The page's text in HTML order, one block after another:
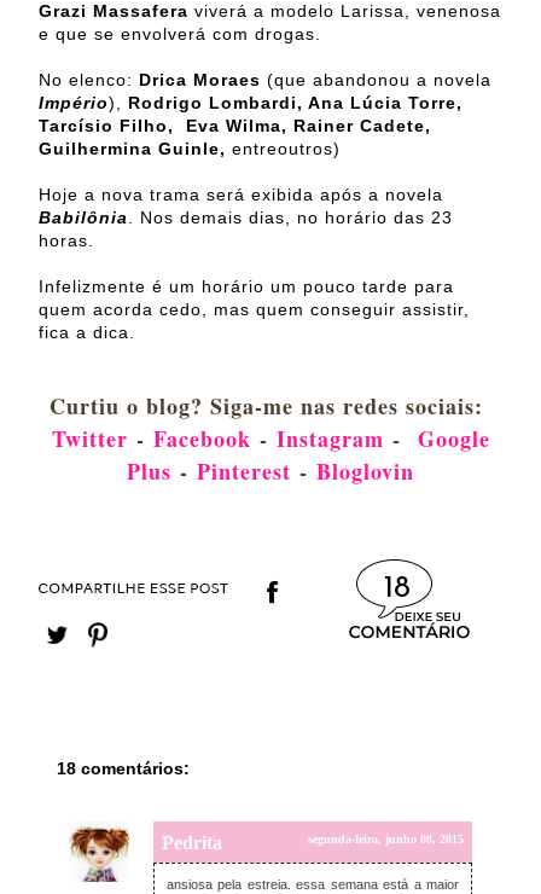
Grazi Massafera viverá a modelo Larissa, venenosa
e que se envolverá com drogas.
No elenco: Drica Moraes (que abandonou a novela
Império), Rodrigo Lombardi, Ana Lúcia Torre,
Tarcísio Filho, Eva Wilma, Rainer Cadete,
Guilhermina Guinle, entreoutros)
Hoje a nova trama será exibida após a novela
Babilônia. Nos demais dias, no horário das 23
horas.
Infelizmente é um horário um pouco tarde para
quem acorda cedo, mas quem conseguir assistir,
fica a dica.
Curtiu o blog? Siga-me nas redes sociais:
Twitter - Facebook - Instagram - Google
Plus - Pinterest - Bloglovin
18
18 comentários:
Pedrita segunda-feira, junho 08, 2015
ansiosa pela estreia. essa semana está a maior